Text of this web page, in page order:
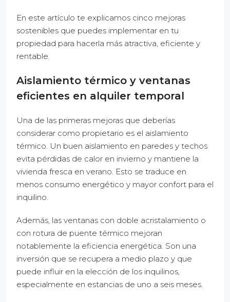
En este artículo te explicamos cinco mejoras
sostenibles que puedes implementar en tu
propiedad para hacerla más atractiva, eficiente y
rentable.
Aislamiento térmico y ventanas
eficientes en alquiler temporal
Una de las primeras mejoras que deberías
considerar como propietario es el aislamiento
térmico. Un buen aislamiento en paredes y techos
evita pérdidas de calor en invierno y mantiene la
vivienda fresca en verano. Esto se traduce en
menos consumo energético y mayor confort para el
inquilino.
Además, las ventanas con doble acristalamiento o
con rotura de puente térmico mejoran
notablemente la eficiencia energética. Son una
inversión que se recupera a medio plazo y que
puede influir en la elección de los inquilinos,
especialmente en estancias de uno a seis meses.